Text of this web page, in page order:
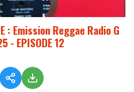
: Emission Reggae Radio G
- EPISODE 12